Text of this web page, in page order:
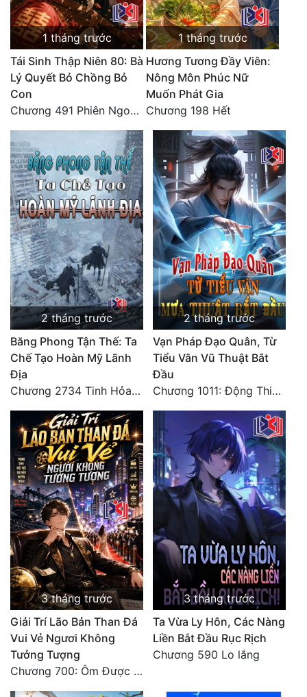
Xuyên Thư
Điền Văn
Đô Thị
Đông Phương
Đồng Nhân
Cẩu Đạo Trường Sinh
Ngự Thú
Truyện Nam
Truyện Nữ
Vô Địch Lưu
Xây Dựng Thế Lực
Đam Mỹ
Đẹp
Đẹp Hiệp
Tính Cách Nhân Vật :
Cơ Trí
Sát Phạt Quyết Đoán
Vô Sỉ
Điềm Đạm
1 tháng trước
Tái Sinh Thập Niên 80: Bà
Lý Quyết Bỏ Chồng Bỏ
Con
Chương 491 Phiên Ngoại Đào Hoa - Quả Báo Cuối Đời, Chết Trong Cô Độc (hết)
1 tháng trước
Hương Tương Đầy Viên:
Nông Môn Phúc Nữ
Muốn Phát Gia
Chương 198 Hết
2 tháng trước
Băng Phong Tận Thế: Ta
Chế Tạo Hoàn Mỹ Lãnh
Địa
Chương 2734 Tinh Hỏa (Đại kết cục) (2)
2 tháng trước
Vạn Pháp Đạo Quân, Từ
Tiểu Vân Vũ Thuật Bắt
Đầu
Chương 1011: Động Thiên (Hết)
3 tháng trước
Giải Trí Lão Bản Than Đá
Vui Vẻ Ngươi Không
Tưởng Tượng
Chương 700: Ôm Được Mỹ Nhân Về (Đại Kết Cục)
3 tháng trước
Ta Vừa Ly Hôn, Các Nàng
Liền Bắt Đầu Rục Rịch
Chương 590 Lo lắng